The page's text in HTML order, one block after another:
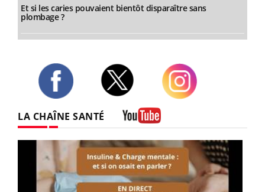
Et si les caries pouvaient bientôt disparaître sans
plombage ?
LA CHAÎNE SANTÉ